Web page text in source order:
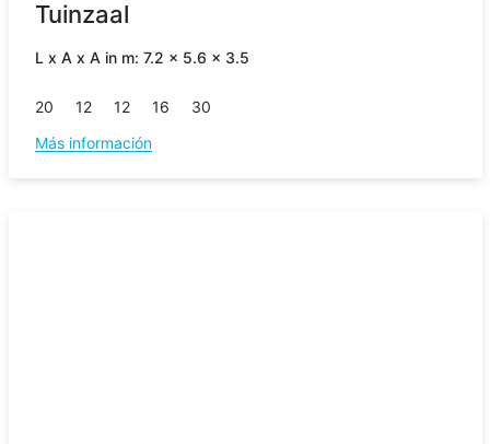
Tuinzaal
L x A x A in m: 7.2 x 5.6 x 3.5
20 12 12 16
30
Más información